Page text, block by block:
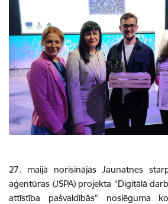
27. maijā norisinājās Jaunatnes
aģentūras (JSPA) projekta “Digitālā
attīstība pašvaldībās” noslēguma